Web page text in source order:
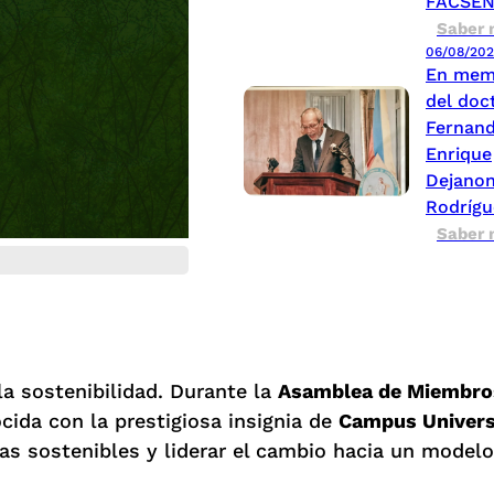
Saber
06/08/
En
del
Enrique
Saber
sostenibilidad. Durante la Asamblea de
con la prestigiosa insignia de Campus
sostenibles y liderar el cambio hacia un modelo